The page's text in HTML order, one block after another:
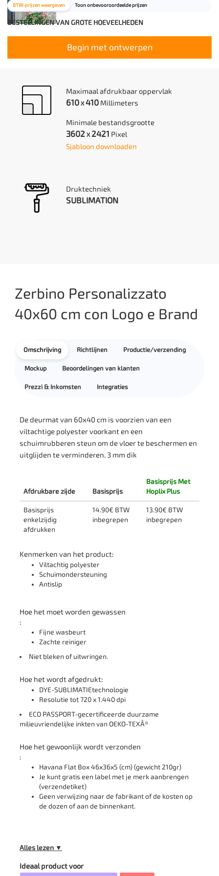
BTW-prijzen weergeven Toon onbevooroordeelde prijzen
BESTELLINGEN VAN GROTE HOEVEELHEDEN
Begin met ontwerpen
Maximaal afdrukbaar oppervlak
610 X 410Millimeters
Minimale bestandsgrootte
3602 X 2421 Pixel
Sjabloon downloaden
Druktechniek
SUBLIMATION
Zerbino Personalizzato
40x60 cm con Logo e Brand
Omschrijving Richtlijnen Productie/verzending
Mockup Beoordelingen van klanten
Prezzi & Inkomsten Integraties
De deurmat van 60x40 cm is voorzien van een
viltachtige polyester voorkant en een
schuimrubberen steun om de vloer te beschermen en
uitglijden te verminderen. 3 mm dik
Afdrukbare zijde Basisprijs
Basisprijs Met
Hoplix Plus
Basisprijs
enkelzijdig
afdrukken
14.90€ BTW
inbegrepen
13.90€ BTW
inbegrepen
Kenmerken van het product:
Viltachtig polyester
Schuimondersteuning
Antislip
Hoe het moet worden gewassen
:
Fijne wasbeurt
Zachte reiniger
Niet bleken of uitwringen.
Hoe het wordt afgedrukt:
DYE-SUBLIMATIEtechnologie
Resolutie tot 720 x 1.440 dpi
ECO PASSPORT-gecertificeerde duurzame
milieuvriendelijke inkten van OEKO-TEXÂ®
Hoe het gewoonlijk wordt verzonden
:
Havana Flat Box 46x36x5 (cm) (gewicht 210gr)
Je kunt gratis een label met je merk aanbrengen
(verzendetiket)
Geen verwijzing naar de fabrikant of de kosten op
de dozen of aan de binnenkant.
Come è fatto questo tappeto d'ingresso
feltro, morbida al tatto ma capace di trattenere la polvere in
Alles lezen ▼
Ideaal product voor